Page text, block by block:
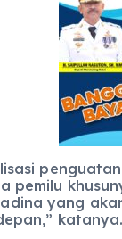
pemilu
yang
katanya.